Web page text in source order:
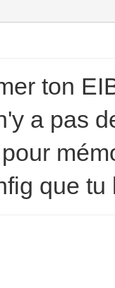
ton
a pas
que